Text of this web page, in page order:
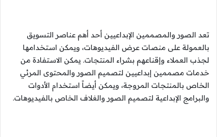
تعد الصور والمصممين الإبداعيين أحد أهم عناصر التسويق
بالعمولة على منصات عرض الفيديوهات، ويمكن استخدامها
لجذب العملاء وإقناعهم بشراء المنتجات. يمكن الاستفادة من
خدمات مصممين إبداعيين لتصميم الصور والمحتوى المرئي
الخاص بالمنتجات المروجة، ويمكن أيضاً استخدام الأدوات
والبرامج الإبداعية لتصميم الصور والغلاف الخاص بالفيديوهات.